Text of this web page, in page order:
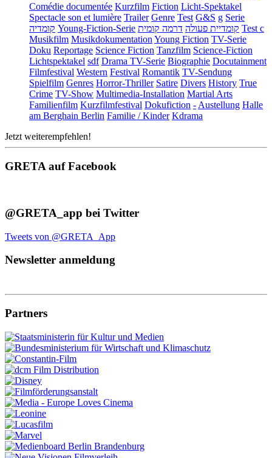
Comédie documentée Kurzfilm Fiction Licht-Spektakel
Spectacle son et lumière Trailer Genre Test G&S g Serie
קומדיה Young-Fiction-Serie קומדיית פעולה דרמה קומית
Test c
Musikfilm Musikdokumentation Young Fiction TV-Serie
Doku Reportage Science Fiction Tanzfilm Science-Fiction
Lichtspektakel sdf Drama TV-Serie Biographie Docutainment
Filmfestival Western Festival Romantik TV-Sendung
Spielfilm Genres Horror-Thriller Satire Divers History True
Crime TV-Show Multimedia-Installation Martial Arts
Familienfilm Kurzfilmfestival Dokufiction - Austellung Halle
am Berghain Berlin Familie / Kinder Kdrama
Jetzt weiterempfehlen!
GRETA auf Facebook
@GRETA_app bei Twitter
Tweets von @GRETA_App
Newsletter anmeldung
Partners